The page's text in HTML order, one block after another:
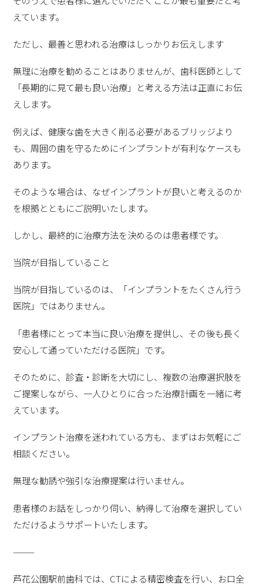
えています。
ただし、最善と思われる治療はしっかりお伝えします
無理に治療を勧めることはありませんが、歯科医師として
「長期的に見て最も良い治療」と考える方法は正直にお伝
えします。
例えば、健康な歯を大きく削る必要があるブリッジより
も、周囲の歯を守るためにインプラントが有利なケースも
あります。
そのような場合は、なぜインプラントが良いと考えるのか
を根拠とともにご説明いたします。
しかし、最終的に治療方法を決めるのは患者様です。
当院が目指していること
当院が目指しているのは、「インプラントをたくさん行う
医院」ではありません。
「患者様にとって本当に良い治療を提供し、その後も長く
安心して通っていただける医院」です。
そのために、診査・診断を大切にし、複数の治療選択肢を
ご提案しながら、一人ひとりに合った治療計画を一緒に考
えています。
インプラント治療を迷われている方も、まずはお気軽にご
相談ください。
無理な勧誘や強引な治療提案は行いません。
患者様のお話をしっかり伺い、納得して治療を選択してい
ただけるようサポートいたします。
⸻
芦花公園駅前歯科では、CTによる精密検査を行い、お口全